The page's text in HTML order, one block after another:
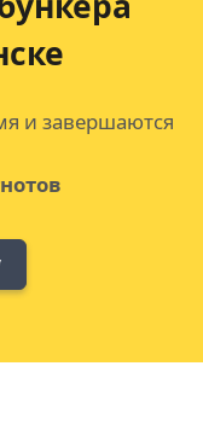
и завершаются